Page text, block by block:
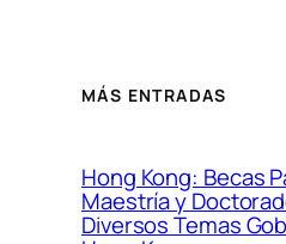
MÁS ENTRADAS
Hong Kong: Becas
Maestría y
Diversos Temas